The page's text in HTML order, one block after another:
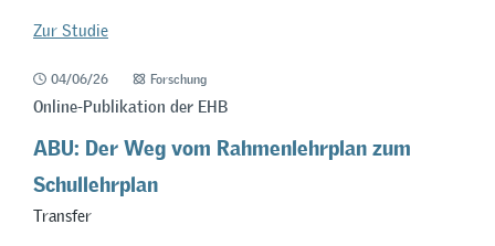
Zur Studie
04/06/26 Forschung
Online-Publikation der EHB
ABU: Der Weg vom Rahmenlehrplan zum
Schullehrplan
Transfer